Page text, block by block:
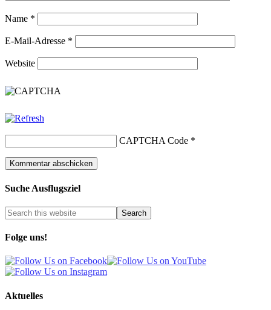
Name *
E-Mail-Adresse *
Website
CAPTCHA Code *
Suche Ausflugsziel
Folge uns!
Aktuelles